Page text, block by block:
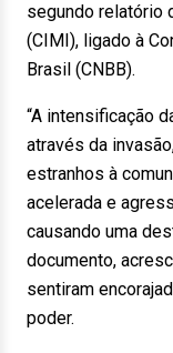
segundo relatório
(CIMI), ligado à
Brasil (CNBB).
“A intensificação
através da
estranhos à
acelerada e
causando uma
documento,
sentiram
poder.